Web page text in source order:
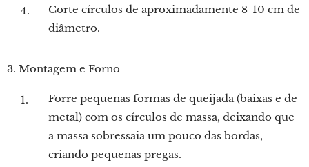
Corte círculos de aproximadamente 8-10 cm de
diâmetro.
3. Montagem e Forno
Forre pequenas formas de queijada (baixas e de
metal) com os círculos de massa, deixando que
a massa sobressaia um pouco das bordas,
criando pequenas pregas.